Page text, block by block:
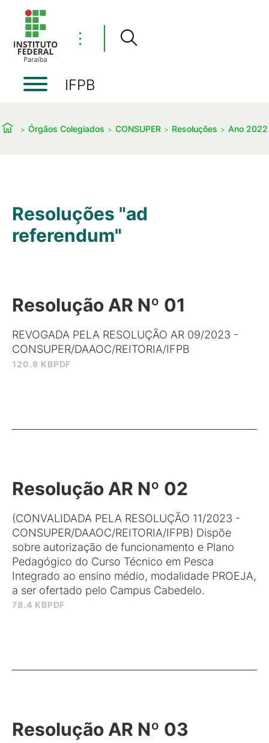
⋮
IFPB
Órgãos Colegiados CONSUPER Resoluções Ano 2022
Resoluções "ad
referendum"
120.8 KBPDF
Resolução AR Nº 01
REVOGADA PELA RESOLUÇÃO AR 09/2023 -
CONSUPER/DAAOC/REITORIA/IFPB
78.4 KBPDF
Resolução AR Nº 02
(CONVALIDADA PELA RESOLUÇÃO 11/2023 -
CONSUPER/DAAOC/REITORIA/IFPB) Dispõe
sobre autorização de funcionamento e Plano
Pedagógico do Curso Técnico em Pesca
Integrado ao ensino médio, modalidade PROEJA,
a ser ofertado pelo Campus Cabedelo.
Resolução AR Nº 03